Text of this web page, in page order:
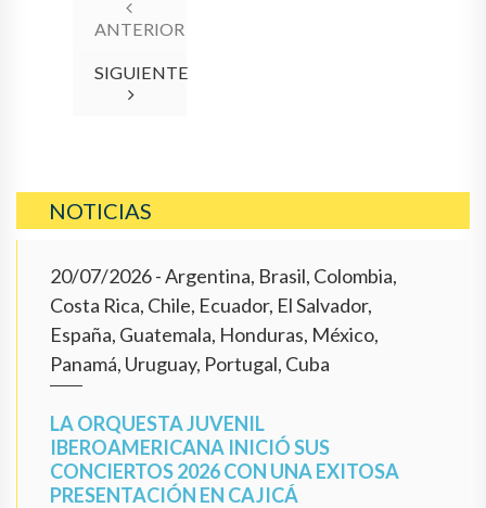
ANTERIOR
SIGUIENTE
NOTICIAS
20/07/2026- Argentina, Brasil, Colombia,
Costa Rica, Chile, Ecuador, El Salvador,
España, Guatemala, Honduras, México,
Panamá, Uruguay, Portugal, Cuba
LA ORQUESTA JUVENIL
IBEROAMERICANA INICIÓ SUS
CONCIERTOS 2026 CON UNA EXITOSA
PRESENTACIÓN EN CAJICÁ